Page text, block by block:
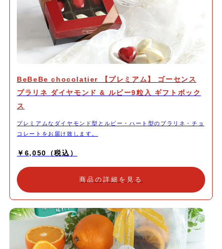
BeBeBe chocolatier 【プレミアム】 ゴーセンス
プラリネ ダイヤモンド & ルビー9粒入 ギフトボック
ス
プレミアムなダイヤモンド型とルビー・ハート型のプラリネ・チョ
コレートをお届け致します。
￥6,050（税込）
商品の詳細を見る